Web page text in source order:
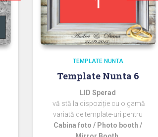
TEMPLATE NUNTA
Template Nunta 6
LID Sperad
vă stă la dispoziție cu o gamă
variată de template-uri pentru
Cabina foto / Photo booth /